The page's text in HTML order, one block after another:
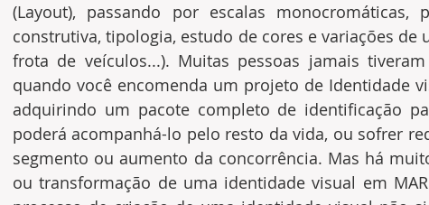
(Layout), passando por escalas monocromáticas,
construtiva, tipologia, estudo de cores e variações de
frota de veículos...). Muitas pessoas jamais
quando você encomenda um projeto de Identidade
adquirindo um pacote completo de identificação
poderá acompanhá-lo pelo resto da vida, ou sofrer
segmento ou aumento da concorrência. Mas há
ou transformação de uma identidade visual em